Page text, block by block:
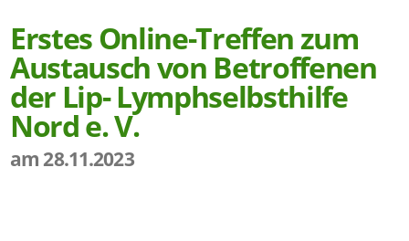
Erstes Online-Treffen zum
Austausch von Betroffenen
der Lip- Lymphselbsthilfe
Nord e. V.
am 28.11.2023